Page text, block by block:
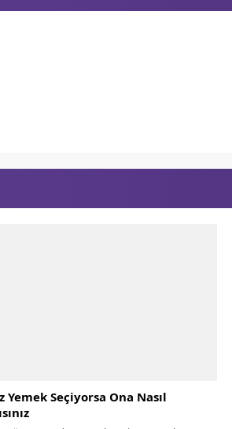
Yemek Seçiyorsa Ona Nasıl